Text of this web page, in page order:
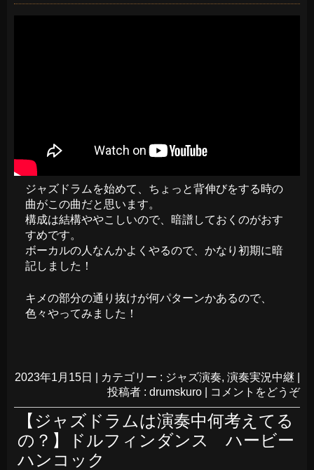
ジャズドラムを始めて、ちょっと背伸びをする時の
曲がこの曲だと思います。
構成は結構ややこしいので、暗譜しておくのがおす
すめです。
ボーカルの人なんかよくやるので、かなり初期に暗
記しました！
キメの部分の通り抜けが何パターンかあるので、
色々やってみました！
2023年1月15日 カテゴリー : ジャズ演奏, 演奏実況中継
投稿者 : drumskuro
コメントをどうぞ
【ジャズドラムは演奏中何考えてる
の？】ドルフィンダンス ハービー
ハンコック